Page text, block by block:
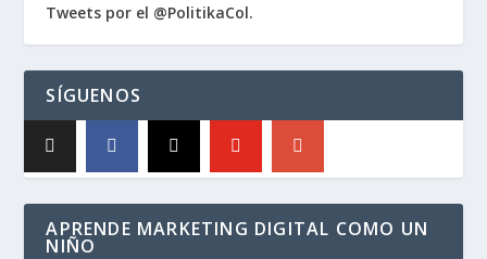
Tweets por el @PolitikaCol.
SÍGUENOS
APRENDE MARKETING DIGITAL COMO UN
NIÑO